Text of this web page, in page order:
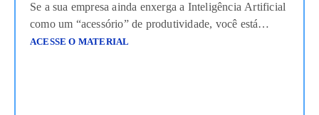
Se a sua empresa ainda enxerga a Inteligência Artificial
como um “acessório” de produtividade, você está
ignorando os riscos de uma infraestrutura que decide,
ACESSE O MATERIAL